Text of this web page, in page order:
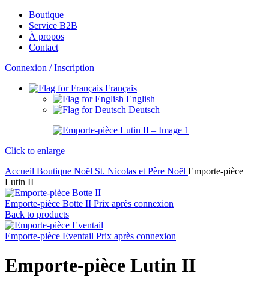
Boutique
Service B2B
À propos
Contact
Connexion / Inscription
Français
English
Deutsch
Click to enlarge
Accueil Boutique Noël St. Nicolas et Père Noël Emporte-pièce
Lutin II
Emporte-pièce Botte II Prix après connexion
Back to products
Emporte-pièce Eventail Prix après connexion
Emporte-pièce Lutin II